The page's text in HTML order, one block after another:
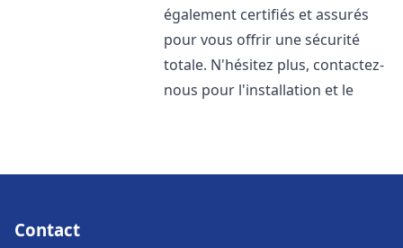
également certifiés et assurés
pour vous offrir une sécurité
totale. N'hésitez plus, contactez-
nous pour l'installation et le
Contact